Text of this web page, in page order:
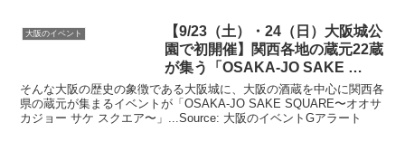
大阪のイベント 【9/23（土）・24（日） 大阪城公
園で初開催】関西各地の蔵元22蔵
が集う「OSAKA-JO SAKE …
そんな大阪の歴史の象徴である大阪城に、大阪の酒蔵を中心に関西各
県の蔵元が集まるイベントが「OSAKA-JO SAKE SQUARE〜オオサ
カジョー サケ スクエア〜」...Source: 大阪のイベントGアラート